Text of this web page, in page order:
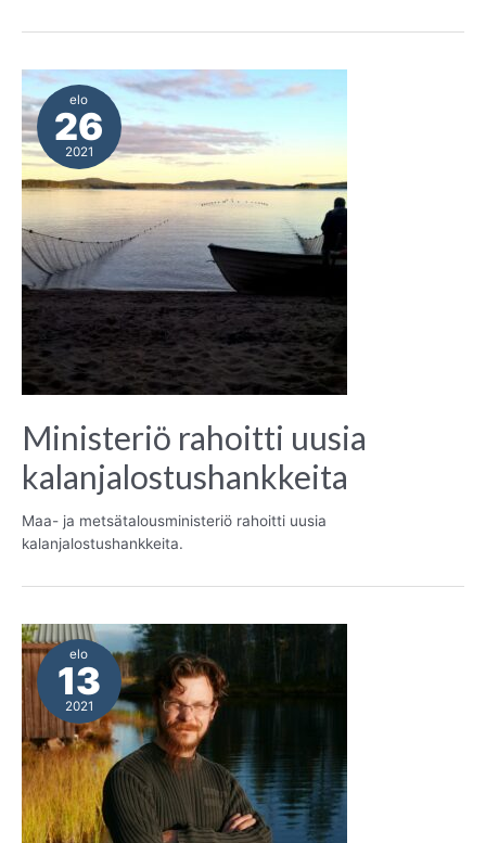
elo
26
2021
Ministeriö rahoitti uusia
kalanjalostushankkeita
Maa- ja metsätalousministeriö rahoitti uusia
kalanjalostushankkeita.
elo
13
2021